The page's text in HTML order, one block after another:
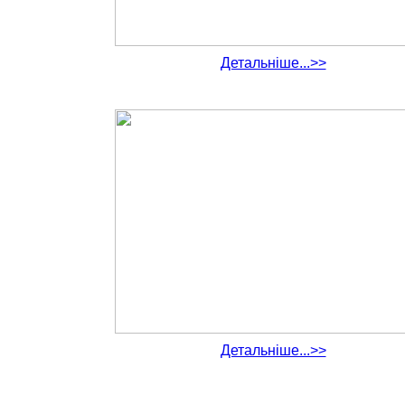
Детальніше...>>
Детальніше...>>